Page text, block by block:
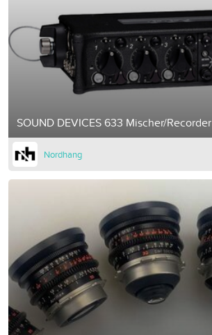
SOUND DEVICES 633 Mischer/Recorder
Nordhang